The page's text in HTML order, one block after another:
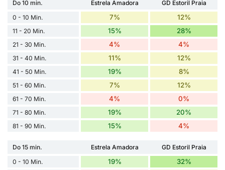
Do 10 min. Estrela Amadora
GD Estoril Praia
0 - 10 Min.
7% 12%
11 - 20 Min. 15% 28%
21 - 30 Min. 4% 4%
31 - 40 Min. 11% 12%
41 - 50 Min. 19% 8%
51 - 60 Min. 7% 12%
61 - 70 Min. 4% 0%
71 - 80 Min. 19% 20%
81 - 90 Min. 15% 4%
Do 15 min. Estrela Amadora
GD Estoril Praia
0 - 10 Min.
19% 32%